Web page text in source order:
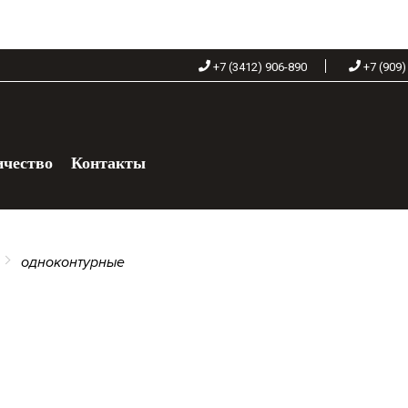
+7 (3412) 906-890 +7
Контакты
одноконтурные